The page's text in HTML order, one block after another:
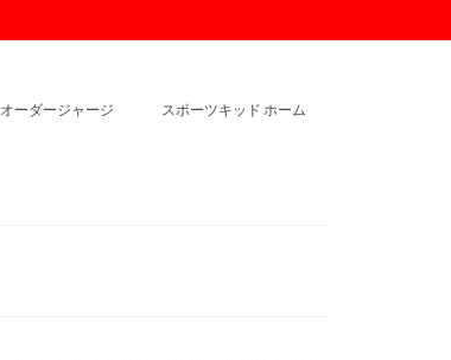
オーダージャージ スポーツキッド ホーム